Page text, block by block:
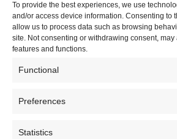
To provide the best experiences, we use
and/or access device information. Consenting to
allow us to process data such as browsing
site. Not consenting or withdrawing consent, may
features and functions.
Functional
Preferences
Statistics